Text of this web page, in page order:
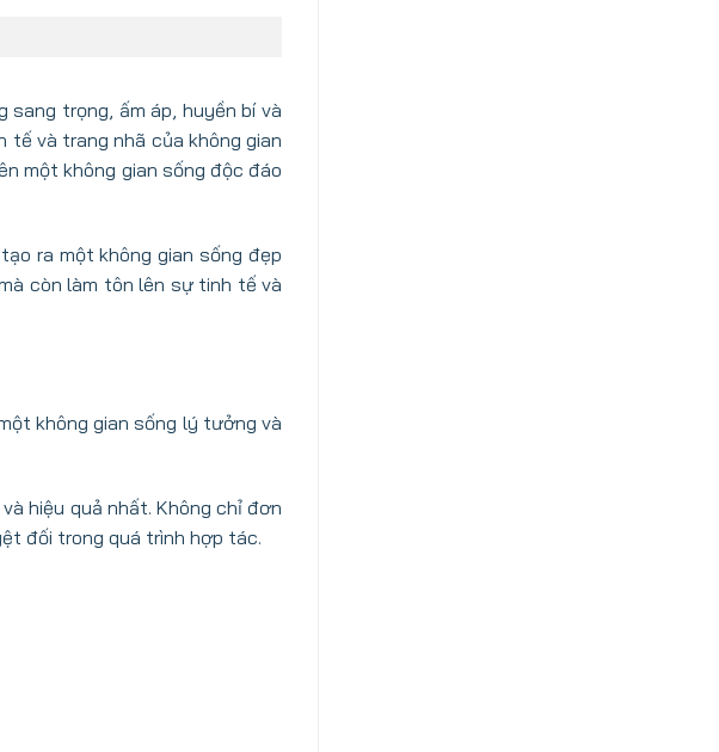
trọng, ấm áp, huyền bí và
tế và trang nhã của không gian
một không gian sống độc đáo
ra một không gian sống đẹp
còn làm tôn lên sự tinh tế và
không gian sống lý tưởng và
hiệu quả nhất. Không chỉ đơn
đối trong quá trình hợp tác.